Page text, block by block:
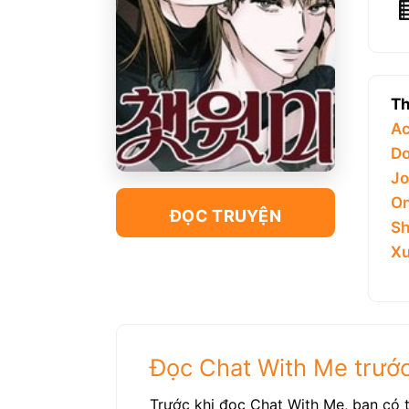
ĐỌC TRUYỆN
Đọc Chat With Me
Trước khi đọc Chat With Me, bạn có